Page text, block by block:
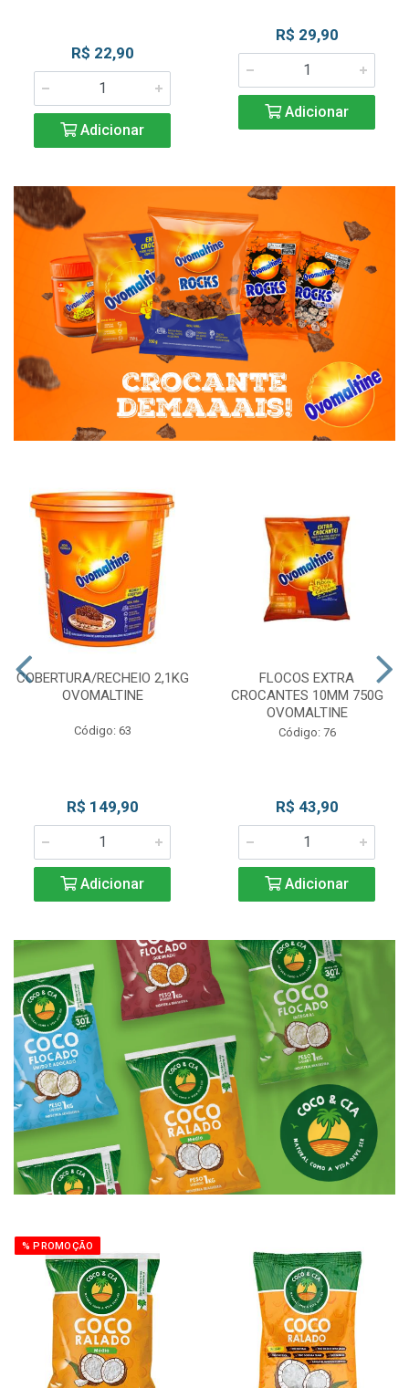
R$ 22,90
Adicionar
R$ 29,90
Adicionar
COBERTURA/RECHEIO 2,1KG
OVOMALTINE
Código: 63
R$ 149,90
Adicionar
FLOCOS EXTRA
CROCANTES 10MM 750G
OVOMALTINE
Código: 76
R$ 43,90
Adicionar
% PROMOÇÃO